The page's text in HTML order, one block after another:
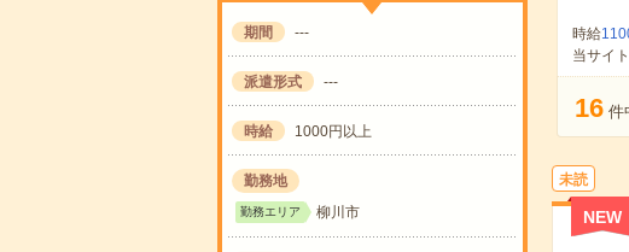
期間 ---
派遣形式 ---
時給 1000円以上
勤務地
勤務エリア 柳川市
時給
当サイ
16 件
未読
NEW